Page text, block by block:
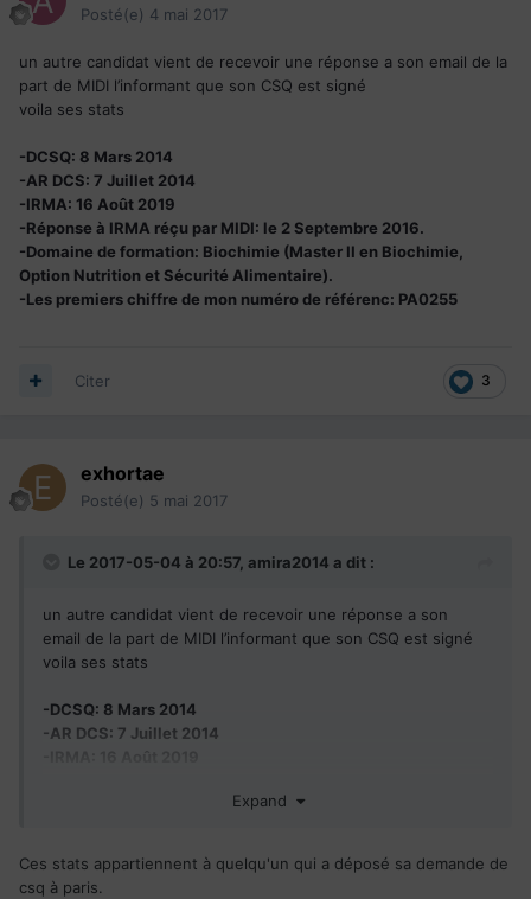
Posté(e) 4 mai 2017
un autre candidat vient de recevoir une réponse a son email de la
part de MIDI l’informant que son CSQ est signé
voila ses stats
-DCSQ: 8 Mars 2014
-AR DCS: 7 Juillet 2014
-IRMA: 16 Août 2019
-Réponse à IRMA réçu par MIDI: le 2 Septembre 2016.
-Domaine de formation: Biochimie (Master II en Biochimie,
Option Nutrition et Sécurité Alimentaire).
-Les premiers chiffre de mon numéro de référenc: PA0255
3
Citer
exhortae
Posté(e) 5 mai 2017
Le 2017-05-04 à 20:57, amira2014 a dit :
un autre candidat vient de recevoir une réponse a son
email de la part de MIDI l’informant que son CSQ est signé
voila ses stats
-DCSQ: 8 Mars 2014
-AR DCS: 7 Juillet 2014
Biochimie (Master II en Biochimie,
Expand
Ces stats appartiennent à quelqu'un qui a déposé sa demande de
csq à paris.